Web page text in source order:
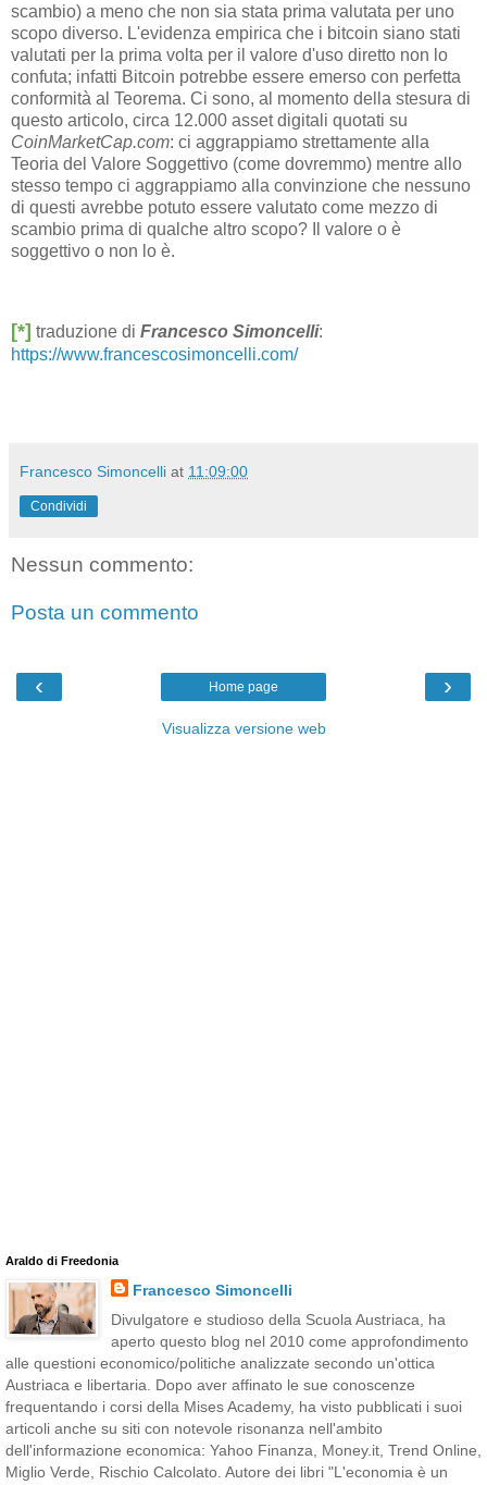
scambio) a meno che non sia stata prima valutata per uno
scopo diverso. L'evidenza empirica che i bitcoin siano stati
valutati per la prima volta per il valore d'uso diretto non lo
confuta; infatti Bitcoin potrebbe essere emerso con perfetta
conformità al Teorema. Ci sono, al momento della stesura di
questo articolo, circa 12.000 asset digitali quotati su
CoinMarketCap.com: ci aggrappiamo strettamente alla
Teoria del Valore Soggettivo (come dovremmo) mentre allo
stesso tempo ci aggrappiamo alla convinzione che nessuno
di questi avrebbe potuto essere valutato come mezzo di
scambio prima di qualche altro scopo? Il valore o è
soggettivo o non lo è.
[*] traduzione di Francesco Simoncelli:
https://www.francescosimoncelli.com/
Francesco Simoncelli at 11:09:00
Condividi
Nessun commento:
Posta un commento
‹ ›
Home page
Visualizza versione web
Araldo di Freedonia
Francesco Simoncelli
Divulgatore e studioso della Scuola Austriaca, ha
aperto questo blog nel 2010 come approfondimento
alle questioni economico/politiche analizzate secondo un'ottica
Austriaca e libertaria. Dopo aver affinato le sue conoscenze
frequentando i corsi della Mises Academy, ha visto pubblicati i suoi
articoli anche su siti con notevole risonanza nell'ambito
dell'informazione economica: Yahoo Finanza, Money.it, Trend Online,
Miglio Verde, Rischio Calcolato. Autore dei libri "L'economia è un